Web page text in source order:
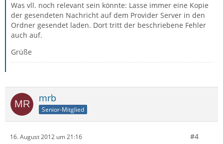
Was vll. noch relevant sein könnte: Lasse immer eine Kopie
der gesendeten Nachricht auf dem Provider Server in den
Ordner gesendet laden. Dort tritt der beschriebene Fehler
auch auf.
Grüße
mrb
Senior-Mitglied
16. August 2012 um 21:16 #4